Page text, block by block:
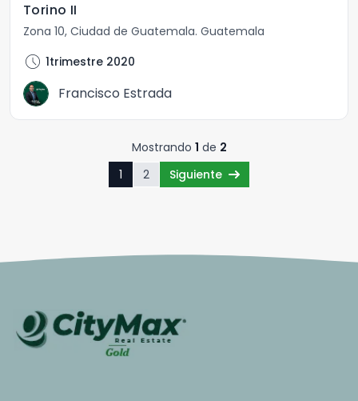
Torino II
Zona 10, Ciudad de Guatemala. Guatemala
schedule 1trimestre 2020
Francisco Estrada
Mostrando 1 de 2
1
2 Siguiente